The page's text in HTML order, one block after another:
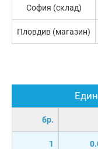
бр.
1
София (склад)
Пловдив (магазин)